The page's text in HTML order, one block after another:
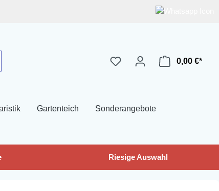
0,00 €*
Gartenteich Sonderangebote
Riesige Auswahl